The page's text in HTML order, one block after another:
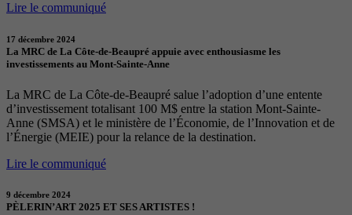
Lire le communiqué
17 décembre 2024
La MRC de La Côte-de-Beaupré appuie avec enthousiasme les
investissements au Mont-Sainte-Anne
La MRC de La Côte-de-Beaupré salue l’adoption d’une entente
d’investissement totalisant 100 M$ entre la station Mont-Sainte-
Anne (SMSA) et le ministère de l’Économie, de l’Innovation et de
l’Énergie (MEIE) pour la relance de la destination.
Lire le communiqué
9 décembre 2024
PÈLERIN’ART 2025 ET SES ARTISTES !